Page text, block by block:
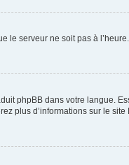
le serveur ne soit pas à
phpBB dans votre langue.
plus d’informations sur le site